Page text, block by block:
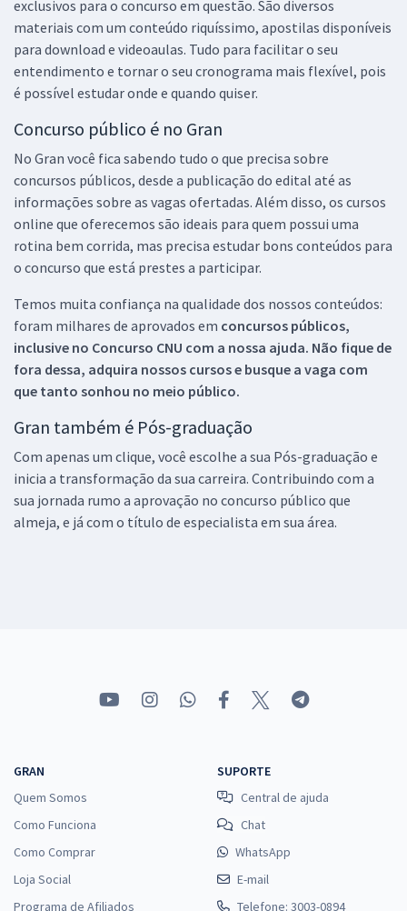
exclusivos para o concurso em questão. São diversos
materiais com um conteúdo riquíssimo, apostilas disponíveis
para download e videoaulas. Tudo para facilitar o seu
entendimento e tornar o seu cronograma mais flexível, pois
é possível estudar onde e quando quiser.
Concurso público é no Gran
No Gran você fica sabendo tudo o que precisa sobre
concursos públicos, desde a publicação do edital até as
informações sobre as vagas ofertadas. Além disso, os cursos
online que oferecemos são ideais para quem possui uma
rotina bem corrida, mas precisa estudar bons conteúdos para
o concurso que está prestes a participar.
Temos muita confiança na qualidade dos nossos conteúdos:
foram milhares de aprovados em concursos públicos,
inclusive no Concurso CNU com a nossa ajuda. Não fique de
fora dessa, adquira nossos cursos e busque a vaga com
que tanto sonhou no meio público.
Gran também é Pós-graduação
Com apenas um clique, você escolhe a sua Pós-graduação e
inicia a transformação da sua carreira. Contribuindo com a
sua jornada rumo a aprovação no concurso público que
almeja, e já com o título de especialista em sua área.
GRAN
Quem Somos
Como Funciona
Como Comprar
Loja Social
Programa de Afiliados
SUPORTE
Central de ajuda
Chat
WhatsApp
E-mail
Telefone: 3003-0894